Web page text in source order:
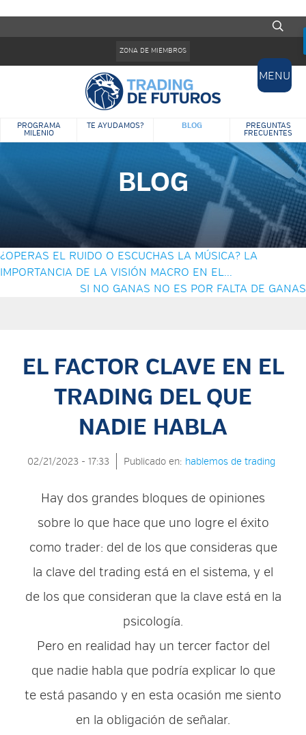
ZONA DE MIEMBROS
PROGRAMA
MILENIO
TE AYUDAMOS? BLOG
PREGUNTAS
FRECUENTES
MENU
BLOG
¿OPERAS EL RUIDO O ESCUCHAS LA MÚSICA? LA
IMPORTANCIA DE LA VISIÓN MACRO EN EL...
SI NO GANAS NO ES POR FALTA DE GANAS
EL FACTOR CLAVE EN EL
TRADING DEL QUE
NADIE HABLA
02/21/2023 - 17:33 Publicado en: hablemos de trading
Hay dos grandes bloques de opiniones
sobre lo que hace que uno logre el éxito
como trader: del de los que consideras que
la clave del trading está en el sistema, y el
de los que consideran que la clave está en la
psicología.
Pero en realidad hay un tercer factor del
que nadie habla que podría explicar lo que
te está pasando y en esta ocasión me siento
en la obligación de señalar.